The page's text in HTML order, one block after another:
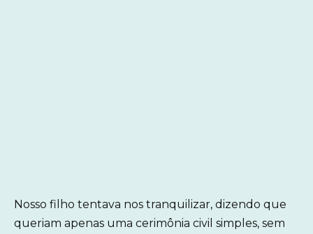
Nosso filho tentava nos tranquilizar, dizendo que
queriam apenas uma cerimônia civil simples, sem